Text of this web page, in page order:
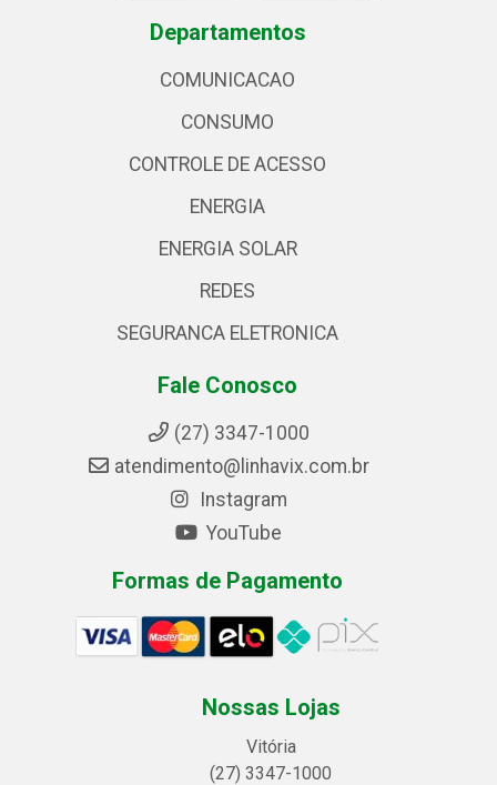
Departamentos
COMUNICACAO
CONSUMO
CONTROLE DE ACESSO
ENERGIA
ENERGIA SOLAR
REDES
SEGURANCA ELETRONICA
Fale Conosco
(27) 3347-1000
atendimento@linhavix.com.br
Instagram
YouTube
Formas de Pagamento
Nossas Lojas
Vitória
(27) 3347-1000